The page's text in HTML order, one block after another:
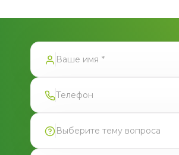
Выберите тему вопроса